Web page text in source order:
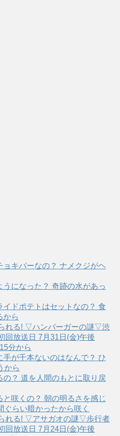
ョキパーなの？ ナメクジがヘ
になった？ 奇跡の水があっ
ドポテトはセットなの？ 食
から
れる! ▽ハンバーガーの謎▽渋
放送日 7月31日(金)午後
分から
が千本ないのはなんで？ ひ
から
？ 道を人間のもとに取り戻
咲くの？ 朝の明るさを感じ
らい暗かったから咲く
れる! ▽アサガオの謎▽歩行者
回放送日 7月24日(金)午後